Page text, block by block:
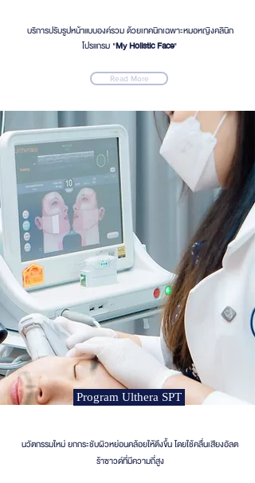
บริการปรับรูปหน้าแบบองค์รวม ด้วยเทคนิกเฉพาะหมอหญิงคลินิก
โปรแกรม "My Holistic Face"
Read More
Program Ulthera SPT
นวัตกรรมใหม่ ยกกระชับผิวหย่อนคล้อยให้ตึงขึ้น โดยใช้คลื่นเสียงอัลต
ร้าซาวด์ที่มีความถี่สูง